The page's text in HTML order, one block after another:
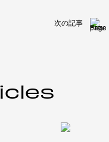
次の記事